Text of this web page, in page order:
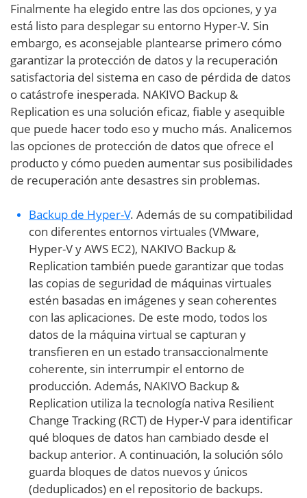
Finalmente ha elegido entre las dos opciones, y ya
está listo para desplegar su entorno Hyper-V. Sin
embargo, es aconsejable plantearse primero cómo
garantizar la protección de datos y la recuperación
satisfactoria del sistema en caso de pérdida de datos
o catástrofe inesperada. NAKIVO Backup &
Replication es una solución eficaz, fiable y asequible
que puede hacer todo eso y mucho más. Analicemos
las opciones de protección de datos que ofrece el
producto y cómo pueden aumentar sus posibilidades
de recuperación ante desastres sin problemas.
Backup de Hyper-V. Además de su compatibilidad
con diferentes entornos virtuales (VMware,
Hyper-V y AWS EC2), NAKIVO Backup &
Replication también puede garantizar que todas
las copias de seguridad de máquinas virtuales
estén basadas en imágenes y sean coherentes
con las aplicaciones. De este modo, todos los
datos de la máquina virtual se capturan y
transfieren en un estado transaccionalmente
coherente, sin interrumpir el entorno de
producción. Además, NAKIVO Backup &
Replication utiliza la tecnología nativa Resilient
Change Tracking (RCT) de Hyper-V para identificar
qué bloques de datos han cambiado desde el
backup anterior. A continuación, la solución sólo
guarda bloques de datos nuevos y únicos
(deduplicados) en el repositorio de backups.